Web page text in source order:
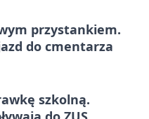
przystankiem.
do cmentarza
szkolną.